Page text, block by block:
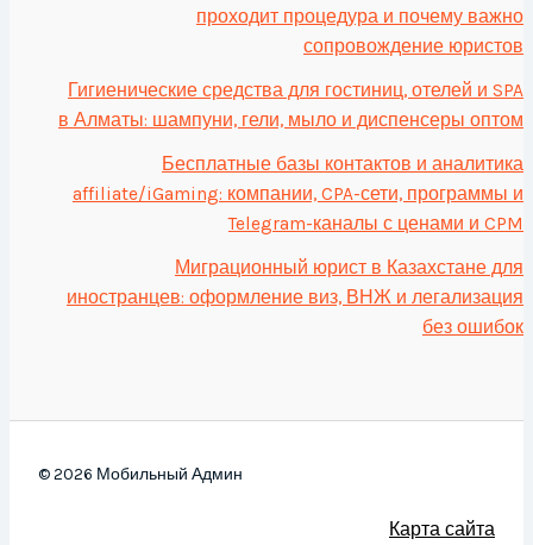
проходит процедура и почему важно
сопровождение юристов
Гигиенические средства для гостиниц, отелей и SPA
в Алматы: шампуни, гели, мыло и диспенсеры оптом
Бесплатные базы контактов и аналитика
affiliate/iGaming: компании, CPA-сети, программы и
Telegram-каналы с ценами и CPM
Миграционный юрист в Казахстане для
иностранцев: оформление виз, ВНЖ и легализация
без ошибок
© 2026 Мобильный Админ
Карта сайта